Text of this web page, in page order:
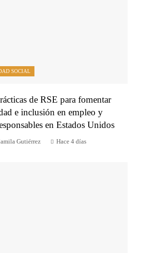
SOCIAL
de RSE para fomentar
e inclusión en empleo y
en Estados Unidos
Gutiérrez Hace 4 días